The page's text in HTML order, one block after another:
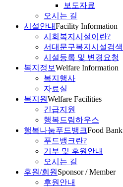
보도자료
오시는 길
시설안내Facility Information
시회복지시설이란?
서대문구복지시설검색
시설등록 및 변경요청
복지정보Welfare Information
복지행사
자료실
복지원Welfare Facilities
긴급지원
행복드림하우스
행복나눔푸드뱅크Food Bank
푸드뱅크란?
기부 및 후원안내
오시는 길
후원/회원 Sponsor / Member
후원안내